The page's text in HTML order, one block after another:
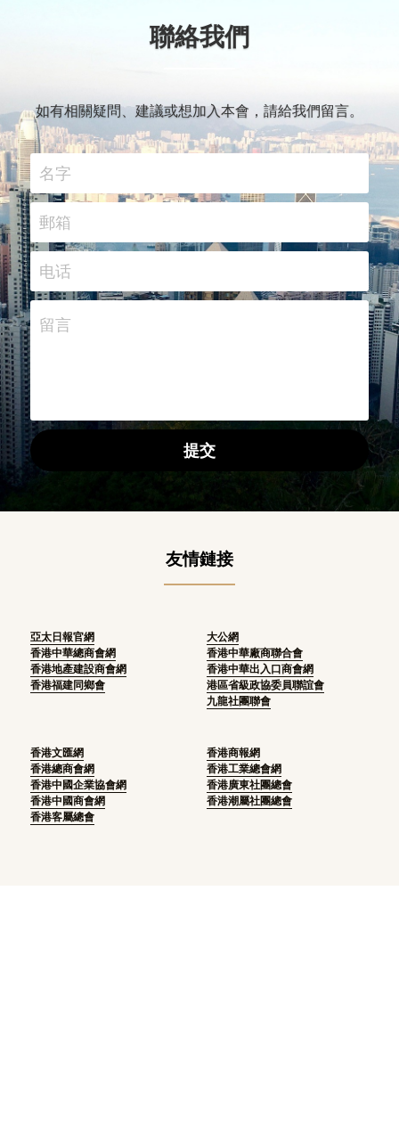
聯絡我們
如有相關疑問、建議或想加入本會，請給我們留言。
名字
郵箱
电话
留言
提交
友情鏈接
亞太日報官網
香港中華總商會網
香港地產建設商會網
香港福建同鄉會
大公網
香港中華廠商聯合會
香港中華出入口商會網
港區省級政協委員聯誼會
九龍社團聯會
香港文匯網
香港總商會網
香港中國企業協會網
香港中國商會網
香港客屬總會
香港商報網
香港工業總會網
香港廣東社團總會
香港潮屬社團總會